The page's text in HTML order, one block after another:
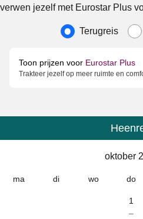
verwen jezelf met Eurostar Plus
Soort reisTerugreis
Toon prijzen voor Eurostar Plus
Trakteer jezelf op meer ruimte en
oktober
ma di wo do
1
–